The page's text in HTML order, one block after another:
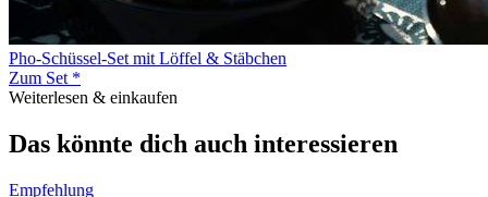
Pho-Schüssel-Set mit Löffel & Stäbchen
Zum Set *
Weiterlesen & einkaufen
Das könnte dich auch interessieren
Empfehlung